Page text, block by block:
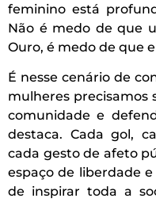
feminino está
Não é medo de que
Ouro, é medo de que
É nesse cenário de
mulheres precisamos
comunidade e
destaca. Cada gol,
cada gesto de afeto
espaço de liberdade
de inspirar toda a